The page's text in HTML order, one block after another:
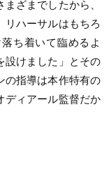
ざまでしたから、
リハーサルはもちろ
ち着いて臨めるよ
設けました」とその
の指導は本作特有の
ディアール監督だか